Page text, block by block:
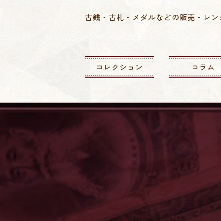
古銭・古札・メダルなどの販売・レ
コレクション コラム